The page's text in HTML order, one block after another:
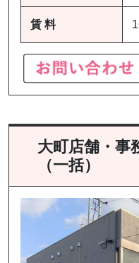
賃 料
大町店舗・
（一括）